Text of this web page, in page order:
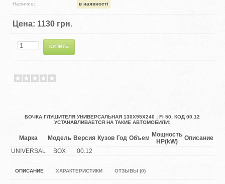
Наличие:
в наявності
Цена: 1130 грн.
БОЧКА ГЛУШИТЕЛЯ УНИВЕРСАЛЬНАЯ 130X95X240 ; FI 50, КОД 00.12
УСТАНАВЛИВАЕТСЯ НА ТАКИЕ АВТОМОБИЛИ:
Марка Модель Версия Кузов Год Объем Мощность
HP(kW)
Описание
UNIVERSAL
BOX 00.12
ОПИСАНИЕ ХАРАКТЕРИСТИКИ ОТЗЫВЫ (0)